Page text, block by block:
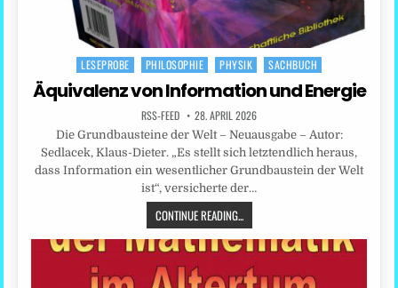
Posted
LESEPROBE PHILOSOPHIE PHYSIK SACHBUCH
Äquivalenz von Information und Energie
RSS-FEED 28. APRIL 2026
Die Grundbausteine der Welt – Neuausgabe – Autor:
Sedlacek, Klaus-Dieter. „Es stellt sich letztendlich heraus,
dass Information ein wesentlicher Grundbaustein der Welt
ist“, versicherte der…
CONTINUE READING...